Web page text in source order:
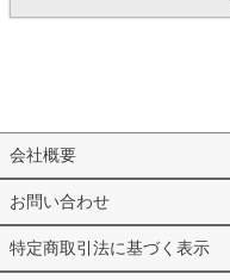
会社概要
お問い合わせ
特定商取引法に基づく表示